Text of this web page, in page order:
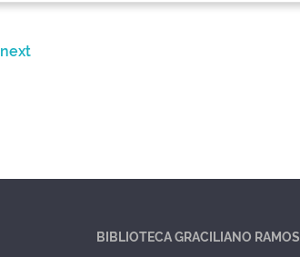
next
BIBLIOTECA GRACILIANO RAMOS